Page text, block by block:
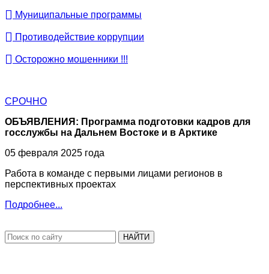
Муниципальные программы
Противодействие коррупции
Осторожно мошенники !!!
СРОЧНО
ОБЪЯВЛЕНИЯ: Программа подготовки кадров для
госслужбы на Дальнем Востоке и в Арктике
05 февраля 2025 года
Работа в команде с первыми лицами регионов в
перспективных проектах
Подробнее...
НАЙТИ